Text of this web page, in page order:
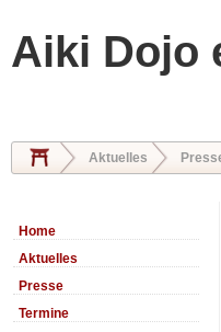
Aiki Dojo
Aktuelles
Home
Aktuelles
Presse
Termine